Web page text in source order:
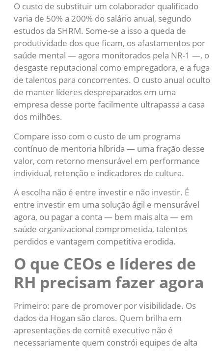
O custo de substituir um colaborador qualificado
varia de 50% a 200% do salário anual, segundo
estudos da SHRM. Some-se a isso a queda de
produtividade dos que ficam, os afastamentos por
saúde mental — agora monitorados pela NR-1 —, o
desgaste reputacional como empregadora, e a fuga
de talentos para concorrentes. O custo anual oculto
de manter líderes despreparados em uma
empresa desse porte facilmente ultrapassa a casa
dos milhões.
Compare isso com o custo de um programa
contínuo de mentoria híbrida — uma fração desse
valor, com retorno mensurável em performance
individual, retenção e indicadores de cultura.
A escolha não é entre investir e não investir. É
entre investir em uma solução ágil e mensurável
agora, ou pagar a conta — bem mais alta — em
saúde organizacional comprometida, talentos
perdidos e vantagem competitiva erodida.
O que CEOs e líderes de
RH precisam fazer agora
Primeiro: pare de promover por visibilidade. Os
dados da Hogan são claros. Quem brilha em
apresentações de comitê executivo não é
necessariamente quem constrói equipes de alta